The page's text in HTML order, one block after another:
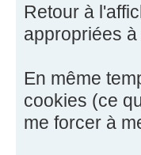
Retour à
appropriées
En même
cookies (ce
me forcer à